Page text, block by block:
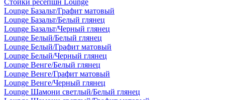
Стойки ресепшн Lounge
Lounge Базальт/Графит матовый
Lounge Базальт/Белый глянец
Lounge Базальт/Черный глянец
Lounge Белый/Белый глянец
Lounge Белый/Графит матовый
Lounge Белый/Черный глянец
Lounge Венге/Белый глянец
Lounge Венге/Графит матовый
Lounge Венге/Черный глянец
Lounge Шамони светлый/Белый глянец